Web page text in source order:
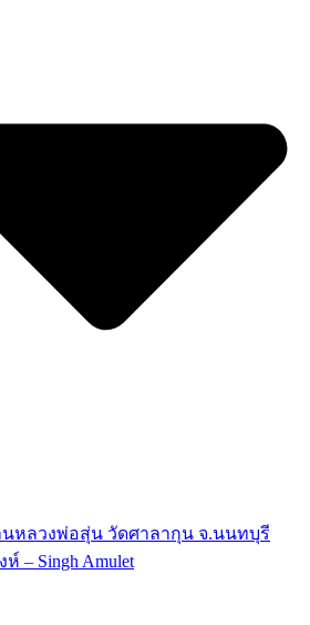
หลวงพ่อสุ่น วัดศาลากุน จ.นนทบุรี
ห์ – Singh Amulet